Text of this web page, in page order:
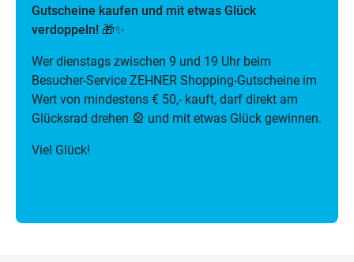
Gutscheine kaufen und mit etwas Glück
verdoppeln! 🎁✨
Wer dienstags zwischen 9 und 19 Uhr beim
Besucher-Service ZEHNER Shopping-Gutscheine im
Wert von mindestens € 50,- kauft, darf direkt am
Glücksrad drehen 🎡 und mit etwas Glück gewinnen.
Viel Glück!